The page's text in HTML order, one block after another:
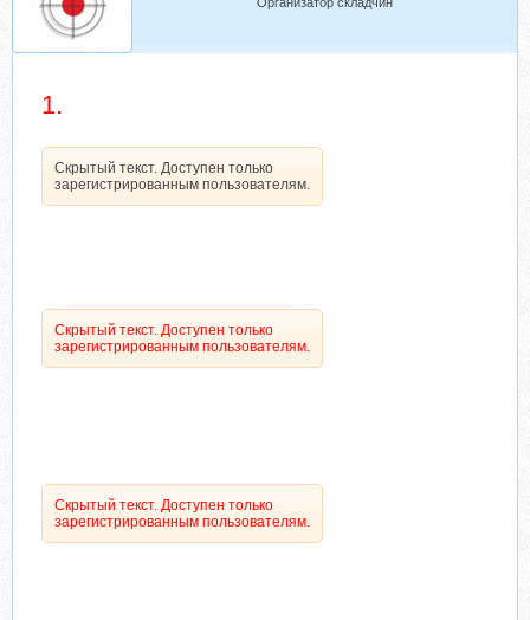
1.
Скрытый текст. Доступен только
зарегистрированным пользователям.
Скрытый текст. Доступен только
зарегистрированным пользователям.
Скрытый текст. Доступен только
зарегистрированным пользователям.